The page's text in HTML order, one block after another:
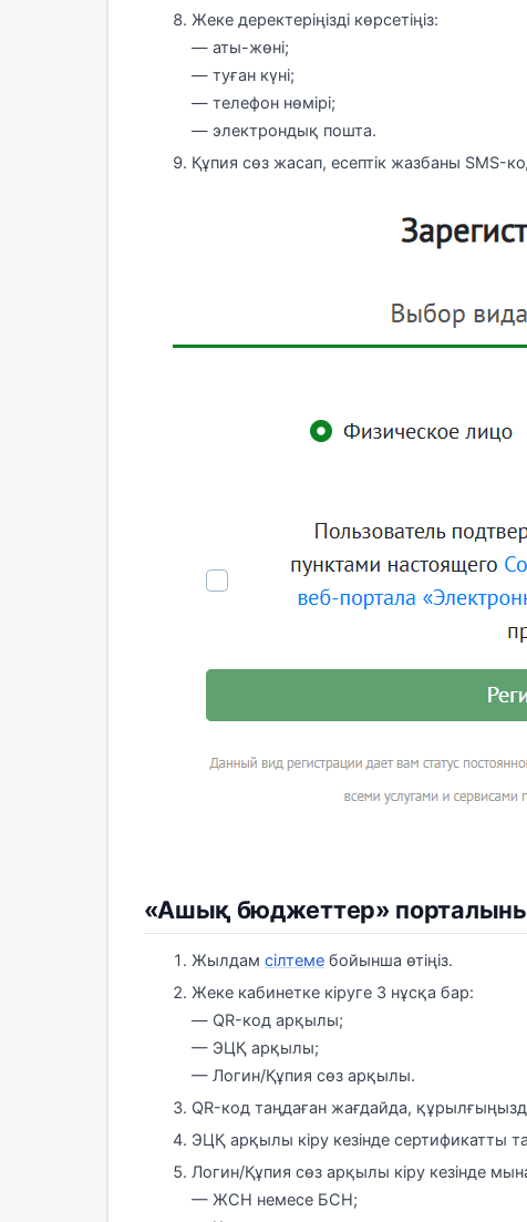
Жеке деректеріңізді көрсетіңіз:
— аты-жөні;
— туған күні;
— телефон нөмірі;
— электрондық пошта.
Құпия сөз жасап, есептік жазбаны
«Ашық бюджеттер»
Жылдам сілтеме бойынша өтіңіз.
Жеке кабинетке кіруге 3 нұсқа бар:
— QR-код арқылы;
— ЭЦҚ арқылы;
— Логин/Құпия сөз арқылы.
QR-код таңдаған жағдайда,
ЭЦҚ арқылы кіру кезінде сертификатты
Логин/Құпия сөз арқылы кіру кезінде
— ЖСН немесе БСН;